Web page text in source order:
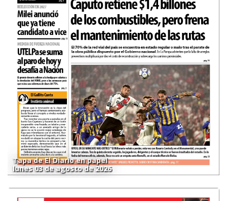
Tapa de El Diario en papel
lunes 03 de agosto de 2026